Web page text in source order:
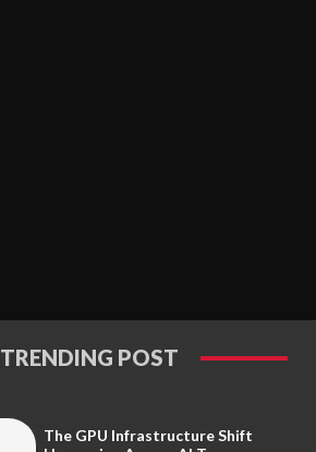
TRENDING POST
The GPU Infrastructure Shift